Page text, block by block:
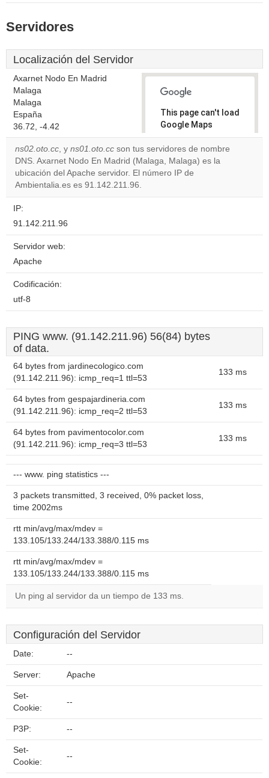
Servidores
Localización del Servidor
Axarnet Nodo En Madrid
Malaga
Malaga
España
36.72, -4.42
This page can't load
Google Maps
correctly.
Do you
own this
ns02.oto.cc, y ns01.oto.cc son tus servidores de nombre
DNS. Axarnet Nodo En Madrid (Malaga, Malaga) es la
ubicación del Apache servidor. El número IP de
Ambientalia.es es 91.142.211.96.
IP:
91.142.211.96
Servidor web:
Apache
Codificación:
utf-8
PING www. (91.142.211.96) 56(84) bytes
of data.
64 bytes from jardinecologico.com
(91.142.211.96): icmp_req=1 ttl=53
133 ms
64 bytes from gespajardineria.com
(91.142.211.96): icmp_req=2 ttl=53
133 ms
64 bytes from pavimentocolor.com
(91.142.211.96): icmp_req=3 ttl=53
133 ms
--- www. ping statistics ---
3 packets transmitted, 3 received, 0% packet loss,
time 2002ms
rtt min/avg/max/mdev =
133.105/133.244/133.388/0.115 ms
rtt min/avg/max/mdev =
133.105/133.244/133.388/0.115 ms
Un ping al servidor da un tiempo de 133 ms.
Configuración del Servidor
Date: --
Server: Apache
Set-
Cookie:
--
P3P: --
Set-
Cookie:
--